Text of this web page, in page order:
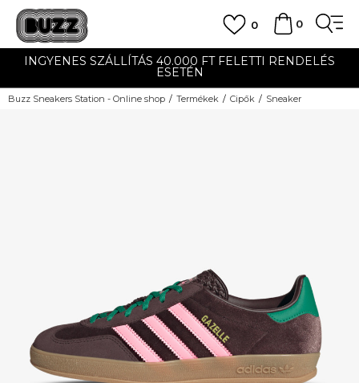
0
0
INGYENES SZÁLLÍTÁS 40.000 FT FELETTI RENDELÉS
ESETÉN
Buzz Sneakers Station - Online shop Termékek Cipők Sneaker